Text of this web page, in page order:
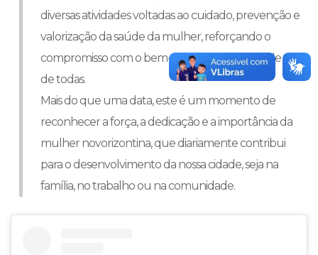
diversas atividades voltadas ao cuidado, prevenção e
valorização da saúde da mulher, reforçando o
compromisso com o bem-estar e a qualidade de vida
de todas.
Mais do que uma data, este é um momento de
reconhecer a força, a dedicação e a importância da
mulher novorizontina, que diariamente contribui
para o desenvolvimento da nossa cidade, seja na
família, no trabalho ou na comunidade.